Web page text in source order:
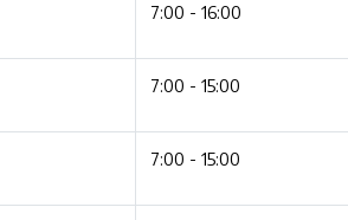
7:00 - 16:00
7:00 - 15:00
7:00 - 15:00